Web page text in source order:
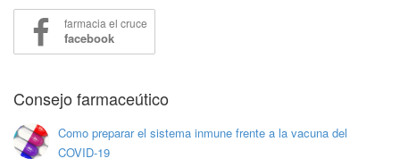
farmacia el cruce
facebook
Consejo farmaceútico
Como preparar el sistema inmune frente a la vacuna del
COVID-19